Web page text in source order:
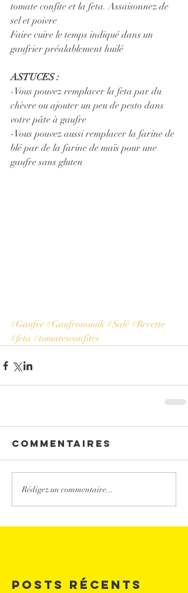
tomate confite et la feta. Assaisonnez de
sel et poivre
Faire cuire le temps indiqué dans un
gaufrier préalablement huilé
ASTUCES :
-Vous pouvez remplacer la feta par du
chèvre ou ajouter un peu de pesto dans
votre pâte à gaufre
-Vous pouvez aussi remplacer la farine de
blé par de la farine de maïs pour une
gaufre sans gluten
#Gaufre #Gaufronomik #Salé #Recette
#feta #tomatesconfites
Commentaires
Rédigez un commentaire...
Posts Récents